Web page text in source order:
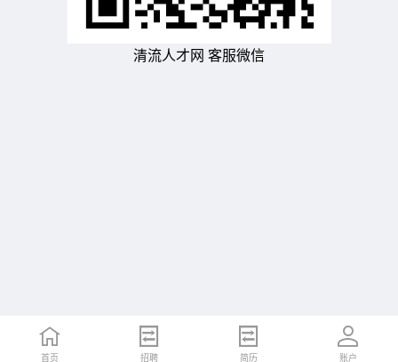
清流人才网 客服微信
首页 招聘 简历 账户